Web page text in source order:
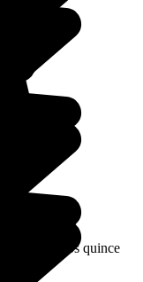
a unos quince